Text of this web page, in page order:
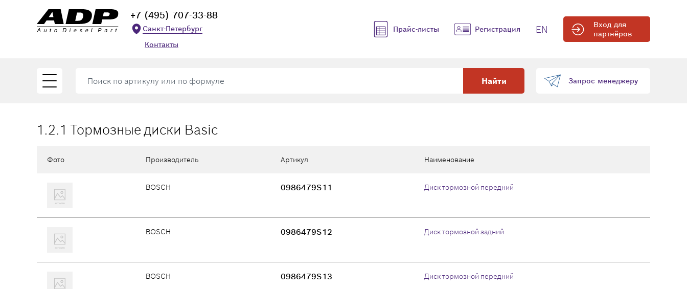
+7 (495) 707-33-88
Санкт-Петербург
Контакты
Прайс-листы Регистрация EN
Вход для
партнёров
Найти Запрос менеджеру
1.2.1 Тормозные диски Basic
Фото Производитель Артикул Наименование
BOSCH 0986479S11 Диск тормозной передний
BOSCH 0986479S12 Диск тормозной задний
BOSCH 0986479S13 Диск тормозной передний